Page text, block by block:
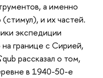
а именно
и их частей.
экспедиции
границе с Сирией,
рассказал о том,
в 1940-50-е